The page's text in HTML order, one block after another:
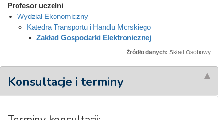
Profesor uczelni
Wydział Ekonomiczny
Katedra Transportu i Handlu Morskiego
Zakład Gospodarki Elektronicznej
Źródło danych: Skład Osobowy
Konsultacje i terminy